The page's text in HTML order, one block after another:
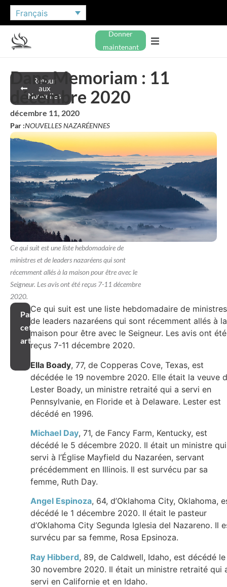
Français
Donner
maintenant
Retour
aux
Nouvelles
Dans Memoriam : 11
décembre 2020
décembre 11, 2020
Par :NOUVELLES NAZARÉENNES
Ce qui suit est une liste hebdomadaire de
ministres et de leaders nazaréens qui sont
récemment allés à la maison pour être avec le
Seigneur. Les avis ont été reçus 7-11 décembre
2020.
Partager
cet
article
Ce qui suit est une liste hebdomadaire de
de leaders nazaréens qui sont récemment allés à la
maison pour être avec le Seigneur. Les avis ont été
reçus 7-11 décembre 2020.
Ella Boady, 77, de Copperas Cove, Texas, est
décédée le 19 novembre 2020. Elle était la veuve
Lester Boady, un ministre retraité qui a servi en
Pennsylvanie, en Floride et à Delaware. Lester est
décédé en 1996.
Michael Day, 71, de Fancy Farm, Kentucky, est
décédé le 5 décembre 2020. Il était un ministre
servi à l’Église Mayfield du Nazaréen, servant
précédemment en Illinois. Il est survécu par sa
femme, Ruth Day.
Angel Espinoza, 64, d’Oklahoma City, Oklahoma,
décédé le 1 décembre 2020. Il était le pasteur
d’Oklahoma City Segunda Iglesia del Nazareno. Il
survécu par sa femme, Rosa Epsinoza.
Ray Hibberd, 89, de Caldwell, Idaho, est décédé le
30 novembre 2020. Il était un ministre retraité qui
servi en Californie et en Idaho.